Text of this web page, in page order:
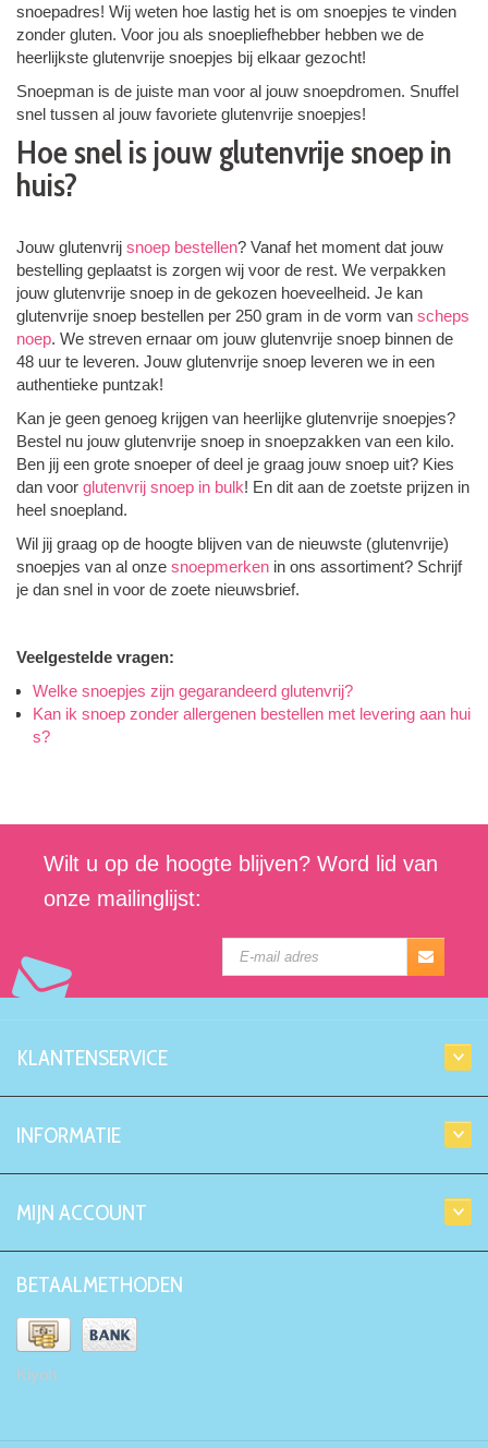
snoepadres! Wij weten hoe lastig het is om snoepjes te vinden
zonder gluten. Voor jou als snoepliefhebber hebben we de
heerlijkste glutenvrije snoepjes bij elkaar gezocht!
Snoepman is de juiste man voor al jouw snoepdromen. Snuffel
snel tussen al jouw favoriete glutenvrije snoepjes!
Hoe snel is jouw glutenvrije snoep in
huis?
Jouw glutenvrij snoep bestellen? Vanaf het moment dat jouw
bestelling geplaatst is zorgen wij voor de rest. We verpakken
jouw glutenvrije snoep in de gekozen hoeveelheid. Je kan
glutenvrije snoep bestellen per 250 gram in de vorm van scheps
noep. We streven ernaar om jouw glutenvrije snoep binnen de
48 uur te leveren. Jouw glutenvrije snoep leveren we in een
authentieke puntzak!
Kan je geen genoeg krijgen van heerlijke glutenvrije snoepjes?
Bestel nu jouw glutenvrije snoep in snoepzakken van een kilo.
Ben jij een grote snoeper of deel je graag jouw snoep uit? Kies
dan voor glutenvrij snoep in bulk! En dit aan de zoetste prijzen in
heel snoepland.
Wil jij graag op de hoogte blijven van de nieuwste (glutenvrije)
snoepjes van al onze snoepmerken in ons assortiment? Schrijf
je dan snel in voor de zoete nieuwsbrief.
Veelgestelde vragen:
Welke snoepjes zijn gegarandeerd glutenvrij?
Kan ik snoep zonder allergenen bestellen met levering aan hui
s?
Wilt u op de hoogte blijven? Word lid van
onze mailinglijst:
KLANTENSERVICE
INFORMATIE
MIJN ACCOUNT
BETAALMETHODEN
Kiyoh